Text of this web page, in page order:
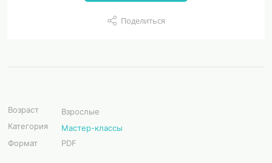
Поделиться
Возраст
Взрослые
Категория
Мастер-классы
Формат
PDF